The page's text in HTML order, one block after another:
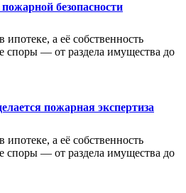
пожарной безопасности
ипотеке, а её собственность
споры — от раздела имущества до
пожарная экспертиза
ипотеке, а её собственность
споры — от раздела имущества до